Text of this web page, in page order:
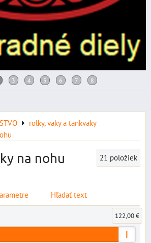
rolky, vaky a tankvaky
na nohu 21 položiek
Hľadať text
122,00 €